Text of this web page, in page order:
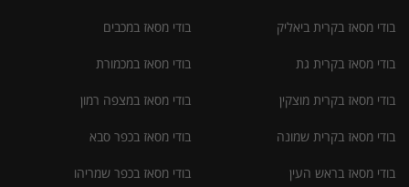
בודי מסאז בקרית ביאליק
בודי מסאז בקרית גת
בודי מסאז בקרית מוצקין
בודי מסאז בקרית שמונה
בודי מסאז בראש העין
בודי מסאז במכבים
בודי מסאז במכמורת
בודי מסאז במצפה רמון
בודי מסאז בכפר סבא
בודי מסאז בכפר שמריהו